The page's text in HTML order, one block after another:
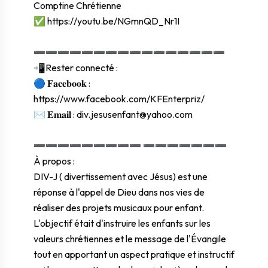
Comptine Chrétienne
✅ https://youtu.be/NGmnQD_Nr1I
➖➖➖➖➖➖➖➖➖➖➖➖➖➖➖➖
📲Rester connecté :
🔵 𝐅𝐚𝐜𝐞𝐛𝐨𝐨𝐤 :
https://www.facebook.com/KFEnterpriz/
✉ 𝐄𝐦𝐚𝐢𝐥 : div.jesusenfant@yahoo.com
➖➖➖➖➖➖➖➖➖ ➖➖➖➖➖➖➖
À propos :
DIV-J ( divertissement avec Jésus) est une
réponse à l'appel de Dieu dans nos vies de
réaliser des projets musicaux pour enfant.
L'objectif était d'instruire les enfants sur les
valeurs chrétiennes et le message de l'Évangile
tout en apportant un aspect pratique et instructif